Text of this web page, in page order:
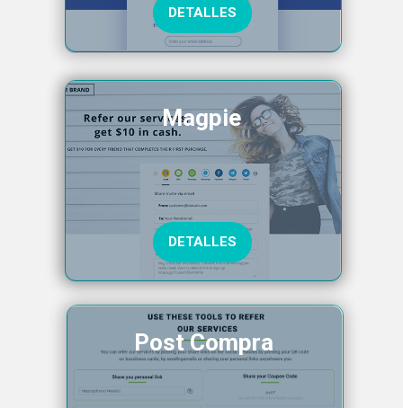
DETALLES
Magpie
DETALLES
Post Compra